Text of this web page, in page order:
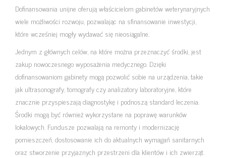
Dofinansowania unijne oferują właścicielom gabinetów weterynaryjnych
wiele możliwości rozwoju, pozwalając na sfinansowanie inwestycji,
które wcześniej mogły wydawać się nieosiągalne.
Jednym z głównych celów, na które można przeznaczyć środki, jest
zakup nowoczesnego wyposażenia medycznego. Dzięki
dofinansowaniom gabinety mogą pozwolić sobie na urządzenia, takie
jak ultrasonografy, tomografy czy analizatory laboratoryjne, które
znacznie przyspieszają diagnostykę i podnoszą standard leczenia.
Środki mogą być również wykorzystane na poprawę warunków
lokalowych. Fundusze pozwalają na remonty i modernizację
pomieszczeń, dostosowanie ich do aktualnych wymagań sanitarnych
oraz stworzenie przyjaznych przestrzeni dla klientów i ich zwierząt.